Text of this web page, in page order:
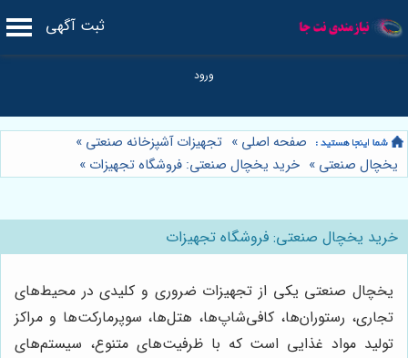
ثبت آگهی
صفحه اصلی » تجهیزات آشپزخانه صنعتی »
یخچال صنعتی » خرید یخچال صنعتی: فروشگاه تجهیزات »
خرید یخچال صنعتی: فروشگاه تجهیزات
یخچال صنعتی یکی از تجهیزات ضروری و کلیدی در محیط‌های
تجاری، رستوران‌ها، کافی‌شاپ‌ها، هتل‌ها، سوپرمارکت‌ها و مراکز
تولید مواد غذایی است که با ظرفیت‌های متنوع، سیستم‌های